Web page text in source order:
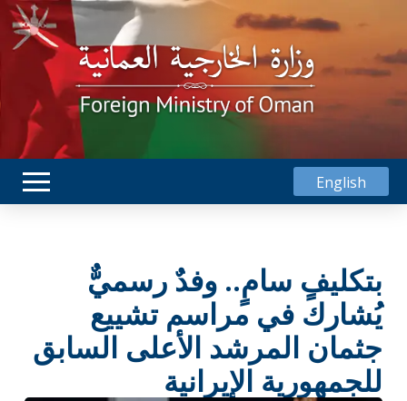
English
بتكليفٍ سامٍ.. وفدٌ رسميٌّ
يُشارك في مراسم تشييع
جثمان المرشد الأعلى السابق
للجمهورية الإيرانية